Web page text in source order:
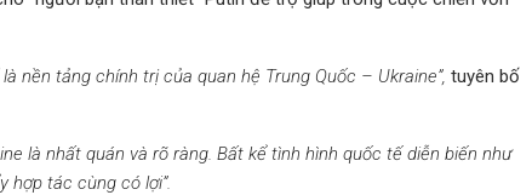
nền tảng chính trị của quan hệ Trung Quốc – Ukraine”, tuyên bố
là nhất quán và rõ ràng. Bất kể tình hình quốc tế diễn biến như
hợp tác cùng có lợi”.